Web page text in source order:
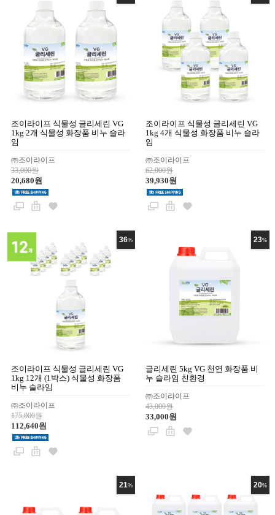
조이라이프 식물성 글리세린 VG
1kg 2개 식물성 화장품 비누 슬라
임
㈜조이라이프
33,000원
20,680원
조이라이프 식물성 글리세린 VG
1kg 4개 식물성 화장품 비누 슬라
임
㈜조이라이프
62,000원
39,930원
36%
조이라이프 식물성 글리세린 VG
1kg 12개 (1박스) 식물성 화장품
비누 슬라임
㈜조이라이프
175,000원
112,640원
23%
글리세린 5kg VG 천연 화장품 비
누 슬라임 친환경
㈜조이라이프
43,000원
33,000원
21% 20%